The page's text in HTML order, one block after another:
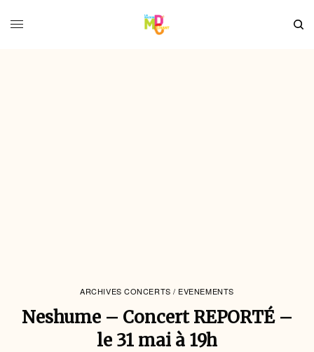
ARCHIVES CONCERTS / EVENEMENTS
Neshume – Concert REPORTÉ –
le 31 mai à 19h